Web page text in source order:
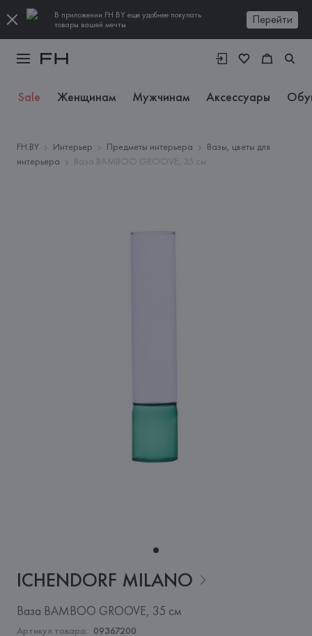
В приложении FH.BY еще удобнее покупать
товары вашей мечты
Перейти
Sale Женщинам Мужчинам Аксессуары
FH.BY Интерьер Предметы интерьера
Вазы, цветы для
интерьера
Ваза BAMBOO GROOVE, 35 см
ICHENDORF MILANO
Ваза BAMBOO GROOVE, 35 см
Артикул товара: 09367200